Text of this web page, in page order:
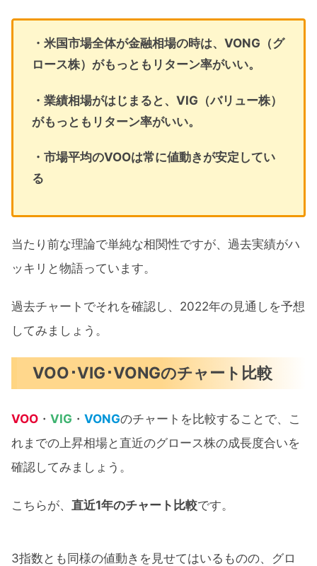
・米国市場全体が金融相場の時は、VONG（グ
ロース株）がもっともリターン率がいい。
・業績相場がはじまると、VIG（バリュー株）
がもっともリターン率がいい。
・市場平均のVOOは常に値動きが安定してい
る
当たり前な理論で単純な相関性ですが、過去実績がハ
ッキリと物語っています。
過去チャートでそれを確認し、2022年の見通しを予想
してみましょう。
VOO･VIG･VONGのチャート比較
VOO ・ VIG ・ VONGのチャートを比較することで、こ
れまでの上昇相場と直近のグロース株の成長度合いを
確認してみましょう。
こちらが、 直近1年のチャート比較です。
3指数とも同様の値動きを見せてはいるものの、グロ